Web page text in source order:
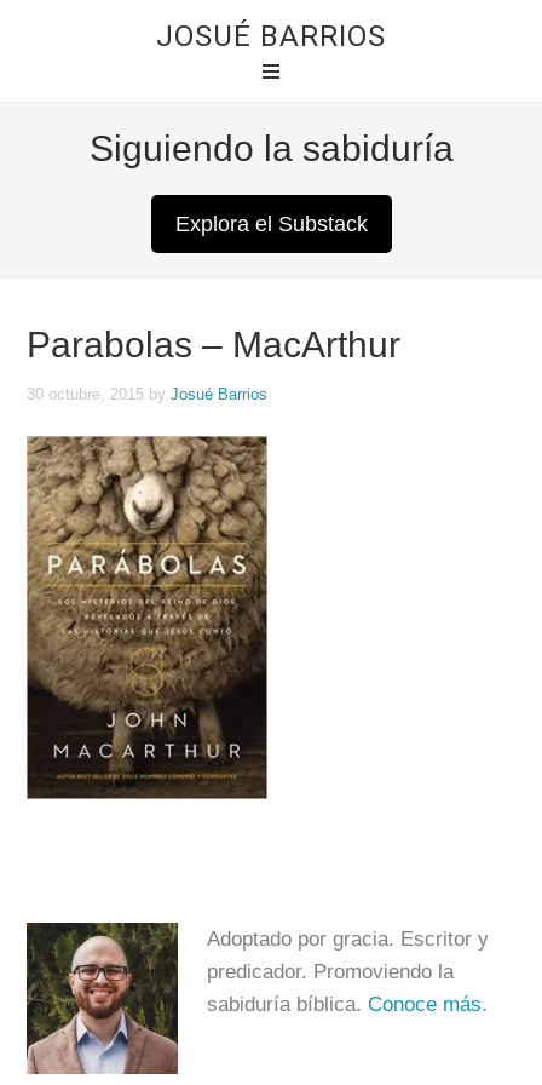
JOSUÉ BARRIOS
Siguiendo la sabiduría
Explora el Substack
Parabolas – MacArthur
30 octubre, 2015 byJosué Barrios
Adoptado por gracia. Escritor y
predicador. Promoviendo la
sabiduría bíblica.Conoce más.